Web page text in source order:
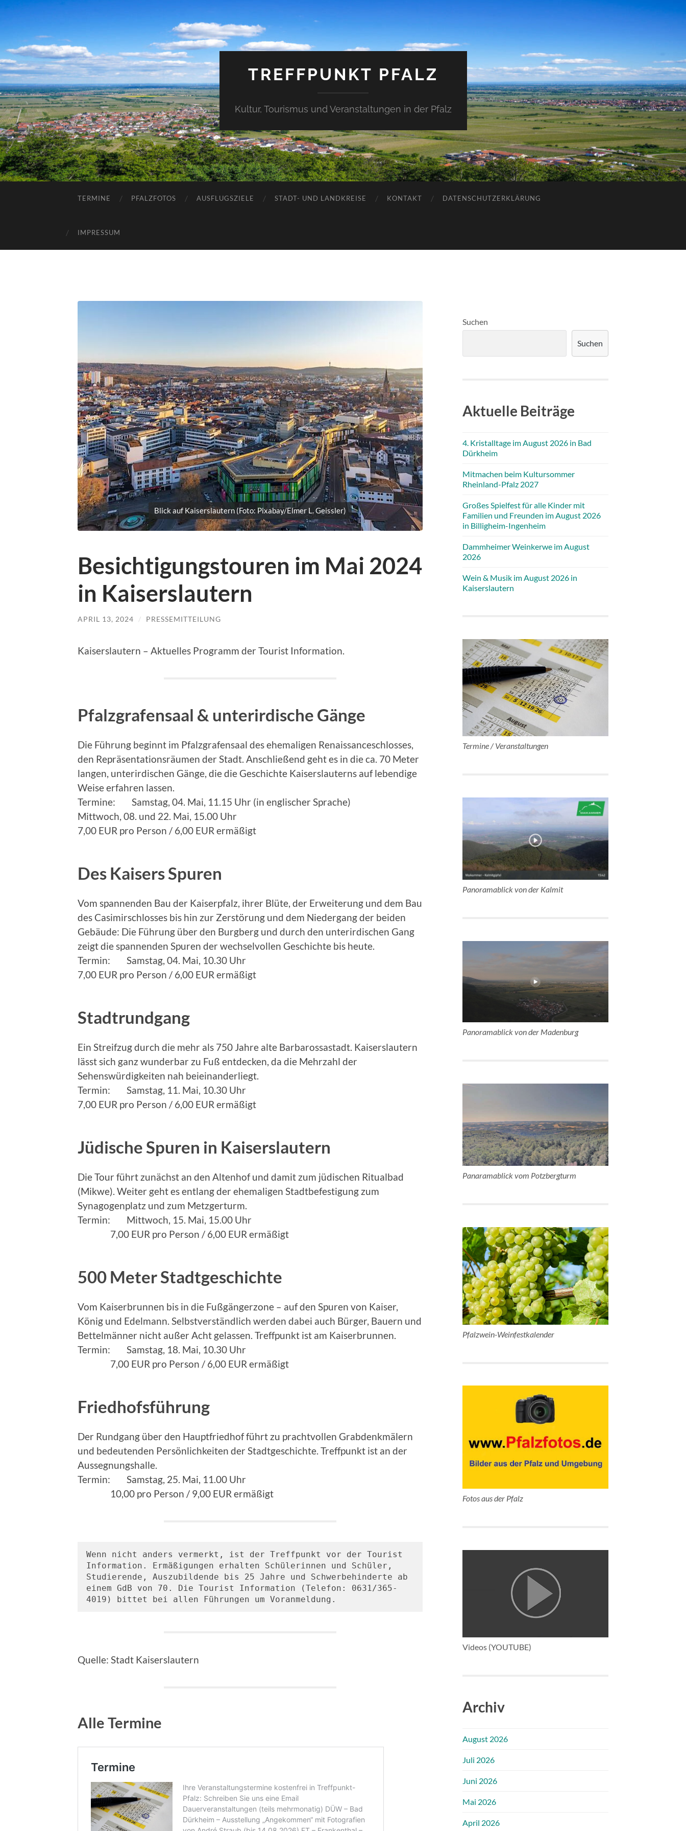
TREFFPUNKT PFALZ
Kultur, Tourismus und Veranstaltungen in der Pfalz
TERMINE PFALZFOTOS AUSFLUGSZIELE STADT- UND LANDKREISE KONTAKT DATENSCHUTZERKLÄRUNG
IMPRESSUM
Blick auf Kaiserslautern (Foto: Pixabay/Elmer L. Geissler)
Besichtigungstouren im Mai 2024
in Kaiserslautern
APRIL 13, 2024 / PRESSEMITTEILUNG
Kaiserslautern – Aktuelles Programm der Tourist Information.
Pfalzgrafensaal & unterirdische Gänge
Die Führung beginnt im Pfalzgrafensaal des ehemaligen Renaissanceschlosses,
den Repräsentationsräumen der Stadt. Anschließend geht es in die ca. 70 Meter
langen, unterirdischen Gänge, die die Geschichte Kaiserslauterns auf lebendige
Weise erfahren lassen.
Termine: Samstag, 04. Mai, 11.15 Uhr (in englischer Sprache)
Mittwoch, 08. und 22. Mai, 15.00 Uhr
7,00 EUR pro Person / 6,00 EUR ermäßigt
Des Kaisers Spuren
Vom spannenden Bau der Kaiserpfalz, ihrer Blüte, der Erweiterung und dem Bau
des Casimirschlosses bis hin zur Zerstörung und dem Niedergang der beiden
Gebäude: Die Führung über den Burgberg und durch den unterirdischen Gang
zeigt die spannenden Spuren der wechselvollen Geschichte bis heute.
Termin: Samstag, 04. Mai, 10.30 Uhr
7,00 EUR pro Person / 6,00 EUR ermäßigt
Stadtrundgang
Ein Streifzug durch die mehr als 750 Jahre alte Barbarossastadt. Kaiserslautern
lässt sich ganz wunderbar zu Fuß entdecken, da die Mehrzahl der
Sehenswürdigkeiten nah beieinanderliegt.
Termin: Samstag, 11. Mai, 10.30 Uhr
7,00 EUR pro Person / 6,00 EUR ermäßigt
Jüdische Spuren in Kaiserslautern
Die Tour führt zunächst an den Altenhof und damit zum jüdischen Ritualbad
(Mikwe). Weiter geht es entlang der ehemaligen Stadtbefestigung zum
Synagogenplatz und zum Metzgerturm.
Termin: Mittwoch, 15. Mai, 15.00 Uhr
7,00 EUR pro Person / 6,00 EUR ermäßigt
500 Meter Stadtgeschichte
Vom Kaiserbrunnen bis in die Fußgängerzone – auf den Spuren von Kaiser,
König und Edelmann. Selbstverständlich werden dabei auch Bürger, Bauern und
Bettelmänner nicht außer Acht gelassen. Treffpunkt ist am Kaiserbrunnen.
Termin: Samstag, 18. Mai, 10.30 Uhr
7,00 EUR pro Person / 6,00 EUR ermäßigt
Friedhofsführung
Der Rundgang über den Hauptfriedhof führt zu prachtvollen Grabdenkmälern
und bedeutenden Persönlichkeiten der Stadtgeschichte. Treffpunkt ist an der
Aussegnungshalle.
Termin: Samstag, 25. Mai, 11.00 Uhr
10,00 pro Person / 9,00 EUR ermäßigt
Wenn nicht anders vermerkt, ist der Treffpunkt vor der Tourist
Information. Ermäßigungen erhalten Schülerinnen und Schüler,
Studierende, Auszubildende bis 25 Jahre und Schwerbehinderte ab
einem GdB von 70. Die Tourist Information (Telefon: 0631/365-
4019) bittet bei allen Führungen um Voranmeldung.
Quelle: Stadt Kaiserslautern
Alle Termine
Suchen
Suchen
Aktuelle Beiträge
4. Kristalltage im August 2026 in Bad
Dürkheim
Mitmachen beim Kultursommer
Rheinland-Pfalz 2027
Großes Spielfest für alle Kinder mit
Familien und Freunden im August 2026
in Billigheim-Ingenheim
Dammheimer Weinkerwe im August
2026
Wein & Musik im August 2026 in
Kaiserslautern
Termine / Veranstaltungen
Panoramablick von der Kalmit
Panoramablick von der Madenburg
Panaramablick vom Potzbergturm
Pfalzwein-Weinfestkalender
Fotos aus der Pfalz
Videos (YOUTUBE)
Archiv
August 2026
Juli 2026
Juni 2026
Mai 2026
April 2026